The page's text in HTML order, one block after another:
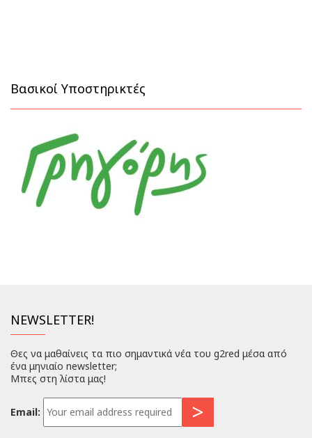
Βασικοί Υποστηρικτές
NEWSLETTER!
Θες να μαθαίνεις τα πιο σημαντικά νέα του g2red μέσα από
ένα μηνιαίο newsletter;
Μπες στη λίστα μας!
Email: